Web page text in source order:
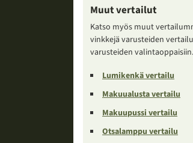
Muut vertailut
Katso myös muut
vinkkejä varusteiden
varusteiden valintaoppaisiin.
Lumikenkä vertailu
Makuualusta vertailu
Makuupussi vertailu
Otsalamppu vertailu